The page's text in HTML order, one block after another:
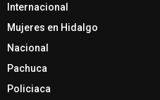
Internacional
Mujeres en Hidalgo
Nacional
Pachuca
Policiaca